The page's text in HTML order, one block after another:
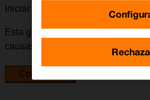
Iniciar la guía para solucionar tu
Esta guía te va a conducir a
causas y soluciones al problema.
Comenzar